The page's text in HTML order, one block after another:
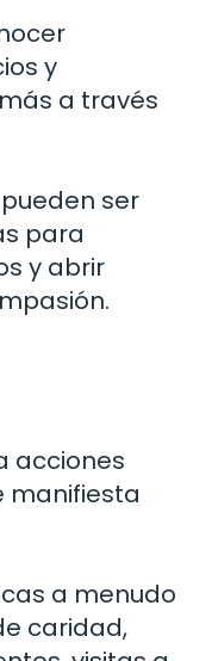
y
a través
ser
para
y abrir
acciones
manifiesta
a menudo
caridad,